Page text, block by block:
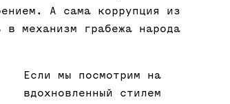
А сама коррупция из
в механизм грабежа народа
Если мы посмотрим на
вдохновленный стилем